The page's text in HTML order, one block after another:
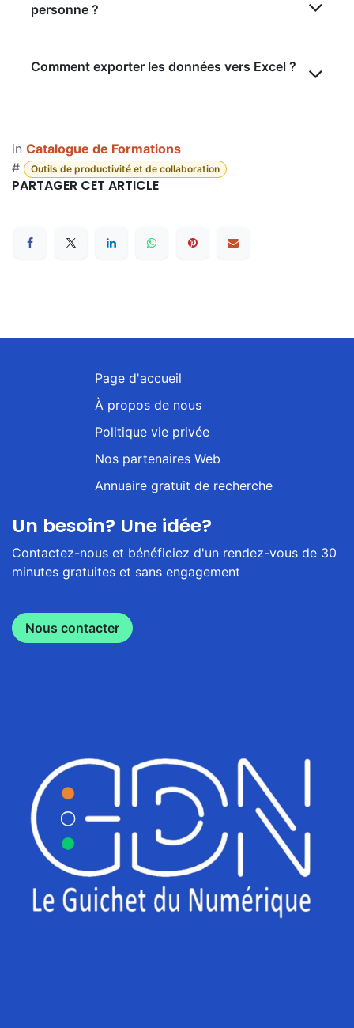
personne ?
Comment exporter les données vers Excel ?
in Catalogue de Formations
#
Outils de productivité et de collaboration
PARTAGER CET ARTICLE
Page d'accueil
À propos de nous
Politique vie privée
Nos partenaires Web
Annuaire gratuit de recherche
Un besoin? Une idée?
Contactez-nous et bénéficiez d'un rendez-vous de 30
minutes gratuites et sans engagement
Nous contacter